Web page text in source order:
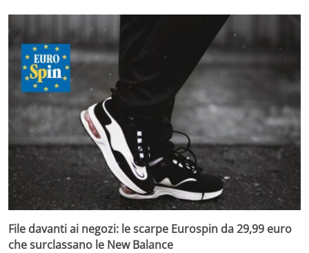
File davanti ai negozi: le scarpe Eurospin da 29,99 euro
che surclassano le New Balance